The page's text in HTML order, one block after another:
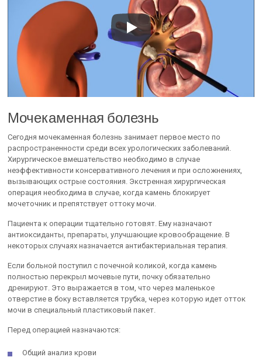
Мочекаменная болезнь
Сегодня мочекаменная болезнь занимает первое место по
распространенности среди всех урологических заболеваний.
Хирургическое вмешательство необходимо в случае
неэффективности консервативного лечения и при осложнениях,
вызывающих острые состояния. Экстренная хирургическая
операция необходима в случае, когда камень блокирует
мочеточник и препятствует оттоку мочи.
Пациента к операции тщательно готовят. Ему назначают
антиоксиданты, препараты, улучшающие кровообращение. В
некоторых случаях назначается антибактериальная терапия.
Если больной поступил с почечной коликой, когда камень
полностью перекрыл мочевые пути, почку обязательно
дренируют. Это выражается в том, что через маленькое
отверстие в боку вставляется трубка, через которую идет отток
мочи в специальный пластиковый пакет.
Перед операцией назначаются:
Общий анализ крови